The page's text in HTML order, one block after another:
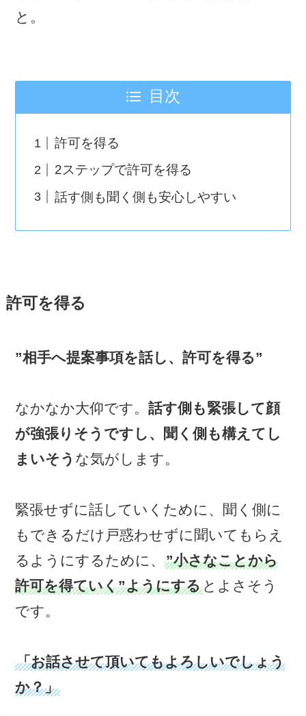
と。
目次
許可を得る
2ステップで許可を得る
話す側も聞く側も安心しやすい
許可を得る
”相手へ提案事項を話し、許可を得る”
なかなか大仰です。話す側も緊張して顔
が強張りそうですし、聞く側も構えてし
まいそう な気がします。
緊張せずに話していくために、聞く側に
もできるだけ戸惑わせずに聞いてもらえ
るようにするために、”小さなことから
許可を得ていく”ようにする とよさそう
です。
「お話させて頂いてもよろしいでしょう
か？」